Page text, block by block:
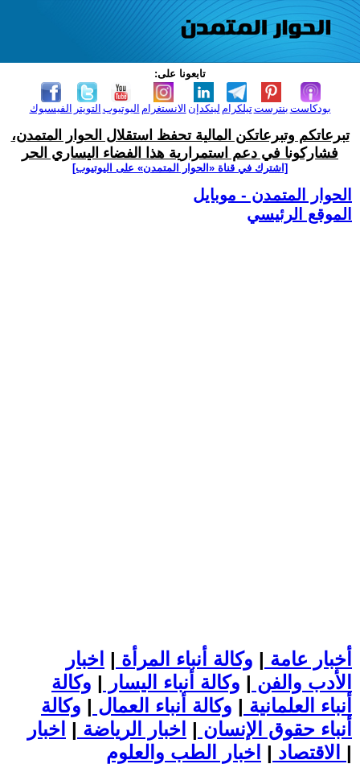
تابعونا على:
الفيسبوك التويتر اليوتيوب الانستغرام لينكدإن تيلكرامبنترست بودكاست
تبرعاتكم وتبرعاتكن المالية تحفظ استقلال الحوار المتمدن،
فشاركونا في دعم استمرارية هذا الفضاء اليساري الحر
[اشترك في قناة ‫«الحوار المتمدن» على اليوتيوب]
الحوار المتمدن - موبايل
الموقع الرئيسي
أخبار عامة | وكالة أنباء المرأة | اخبار
الأدب والفن | وكالة أنباء اليسار | وكالة
أنباء العلمانية | وكالة أنباء العمال | وكالة
أنباء حقوق الإنسان | اخبار الرياضة | اخبار
الاقتصاد | |